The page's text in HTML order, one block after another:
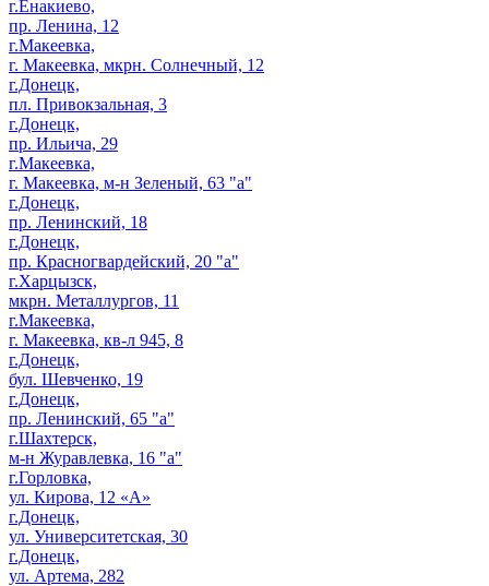
г.Енакиево,
пр. Ленина, 12
г.Макеевка,
г. Макеевка, мкрн. Солнечный, 12
г.Донецк,
пл. Привокзальная, 3
г.Донецк,
пр. Ильича, 29
г.Макеевка,
г. Макеевка, м-н Зеленый, 63 "а"
г.Донецк,
пр. Ленинский, 18
г.Донецк,
пр. Красногвардейский, 20 "а"
г.Харцызск,
мкрн. Металлургов, 11
г.Макеевка,
г. Макеевка, кв-л 945, 8
г.Донецк,
бул. Шевченко, 19
г.Донецк,
пр. Ленинский, 65 "а"
г.Шахтерск,
м-н Журавлевка, 16 "а"
г.Горловка,
ул. Кирова, 12 «А»
г.Донецк,
ул. Университетская, 30
г.Донецк,
ул. Артема, 282